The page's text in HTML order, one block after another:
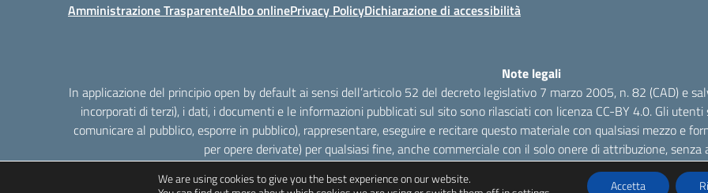
Amministrazione TrasparenteAlbo onlinePrivacy PolicyDichiarazione di accessibilità
Note legali
In applicazione del principio open by default ai sensi dell’articolo 52 del decreto legislativo 7 marzo 2005, n. 82 (CAD) e
incorporati di terzi), i dati, i documenti e le informazioni pubblicati sul sito sono rilasciati con licenza CC-BY 4.0. Gli
comunicare al pubblico, esporre in pubblico), rappresentare, eseguire e recitare questo materiale con qualsiasi mezzo e
per opere derivate) per qualsiasi fine, anche commerciale con il solo onere di attribuzione,
We are using cookies to give you the best experience on our website.
Accetta